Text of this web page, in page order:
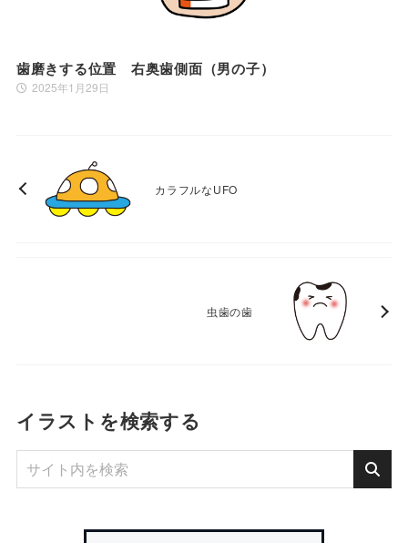
歯磨きする位置 右奥歯側面（男の子）
2025年1月29日
カラフルなUFO
虫歯の歯
イラストを検索する